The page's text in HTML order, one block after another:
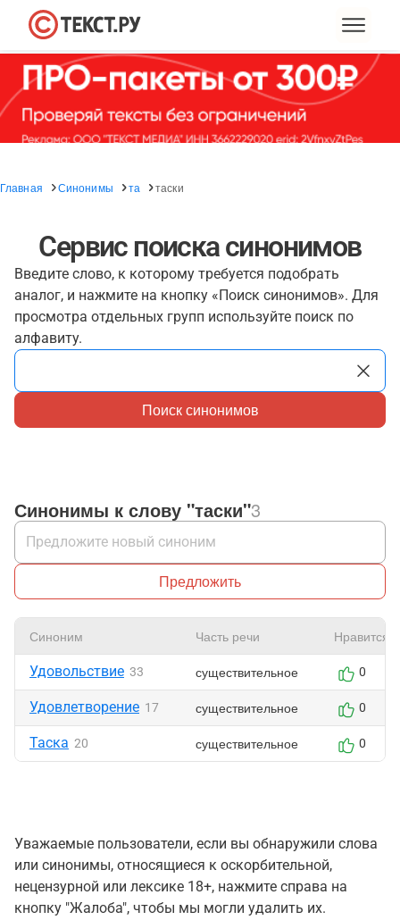
Главная Синонимы та таски
Сервис поиска синонимов
Введите слово, к которому требуется подобрать
аналог, и нажмите на кнопку «Поиск синонимов». Для
просмотра отдельных групп используйте поиск по
алфавиту.
Поиск синонимов
Синонимы к слову "таски"3
Предложить
Синоним Часть речи Нравится
Удовольствие 33 существительное 0
Удовлетворение 17 существительное 0
Таска 20 существительное 0
Уважаемые пользователи, если вы обнаружили слова
или синонимы, относящиеся к оскорбительной,
нецензурной или лексике 18+, нажмите справа на
кнопку "Жалоба", чтобы мы могли удалить их.